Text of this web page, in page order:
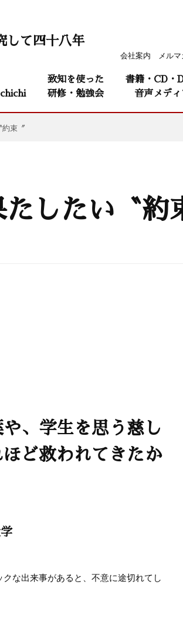
会社案内 メル
して四十八年
致知を使った
研修・勉強会
書籍・CD・
音声メデ
束〞
したい〝約
、学生を思う慈し
ど救われてきたか
な出来事があると、不意に途切れてし